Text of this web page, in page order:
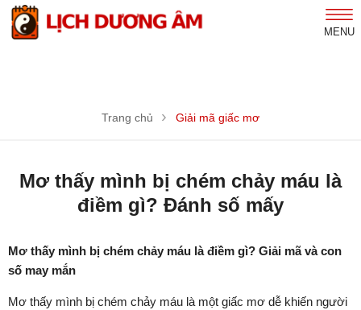
MENU
Trang chủ Giải mã giấc mơ
Mơ thấy mình bị chém chảy máu là
điềm gì? Đánh số mấy
Mơ thấy mình bị chém chảy máu là điềm gì? Giải mã và con
số may mắn
Mơ thấy mình bị chém chảy máu là một giấc mơ dễ khiến người